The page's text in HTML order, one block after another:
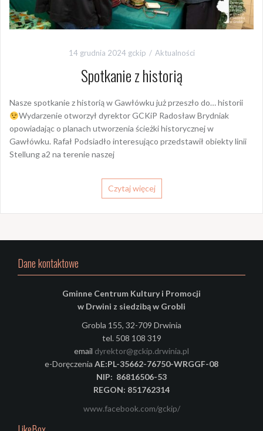
14 grudnia 2024 gckip Aktualności
Spotkanie z historią
Nasze spotkanie z historią w Gawłówku już przeszło do… historii
Wydarzenie otworzył dyrektor GCKiP Radosław Brydniak
opowiadając o planach utworzenia ścieżki historycznej w
Gawłówku. Rafał Podsiadło interesująco przedstawił obiekty linii
Stellung a2 na terenie naszej
Czytaj więcej
Dane kontaktowe
Gminne Centrum Kultury i Promocji
w Drwini z siedzibą w Grobli
Grobla 155, 32-709 Drwinia
tel. 508 108 319
email dyrektor@gckip.drwinia.pl
e-Doręczenia AE:PL-35662-76750-WRGGF-08
NIP: 86816506-53
REGON: 851762314
www.facebook.com/gckip/